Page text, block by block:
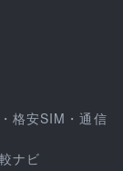
格安SIM・通信
ナビ